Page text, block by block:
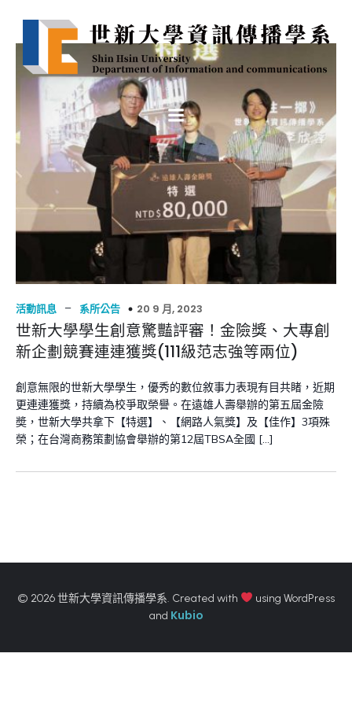
活動訊息 – 系所公告 20 9 月, 2023
世新大學學生創意驚豔評審！金險獎、大專創
新企劃競賽連連獲獎(111級范志強等兩位)
創意無限的世新大學學生，優秀的數位敘事力表現有目共睹，近期
更連連獲獎，持續為校爭取榮譽。在遠雄人壽舉辦的第五屆金險
奬，世新大學共拿下【特選】、【網路人氣獎】及【佳作】3項殊
榮；在台灣商務策劃協會舉辦的第12屆TBSA全國 […]
© 2026 世新大學資訊傳播學系. Created with
using WordPress
and Kubio